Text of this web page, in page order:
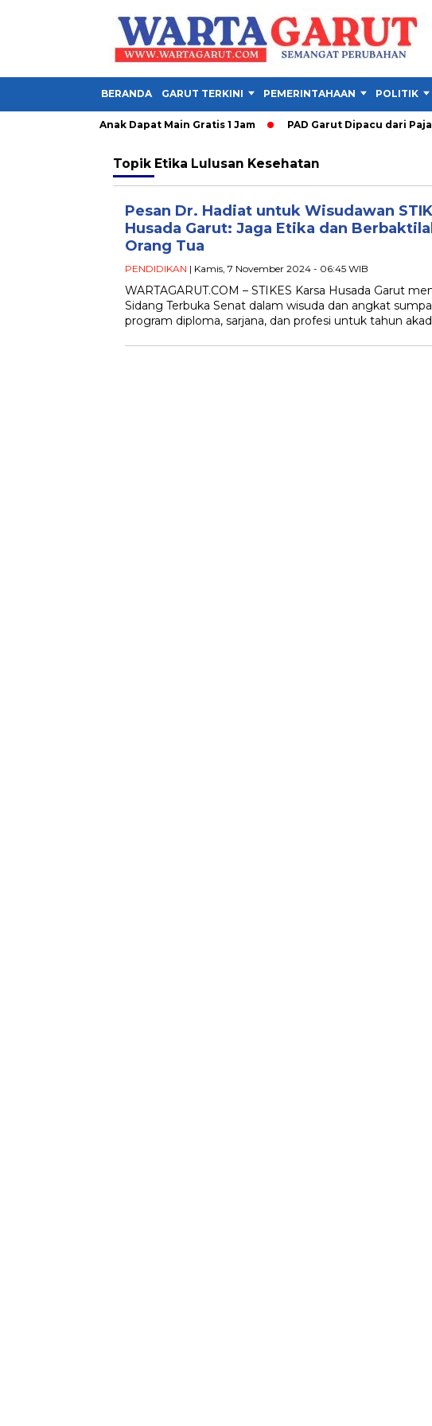
BERANDA GARUT TERKINI PEMERINTAHAAN POLITIK
Dibuka, Anak Dapat Main Gratis 1 Jam PAD Garut Dipacu dari Pajak
Topik Etika Lulusan Kesehatan
Pesan Dr. Hadiat untuk Wisudawan
Husada Garut: Jaga Etika dan
Orang Tua
PENDIDIKAN | Kamis, 7 November 2024 - 06:45 WIB
WARTAGARUT.COM – STIKES Karsa Husada Garut
Sidang Terbuka Senat dalam wisuda dan angkat
program diploma, sarjana, dan profesi untuk tahun